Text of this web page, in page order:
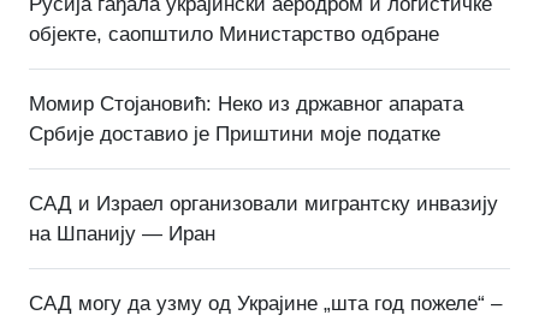
објекте, саопштило Министарство одбране
Момир Стојановић: Неко из државног апарата
Србије доставио је Приштини моје податке
САД и Израел организовали мигрантску инвазију
на Шпанију — Иран
САД могу да узму од Украјине „шта год пожеле“ –